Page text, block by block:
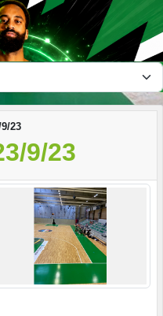
23
9/23